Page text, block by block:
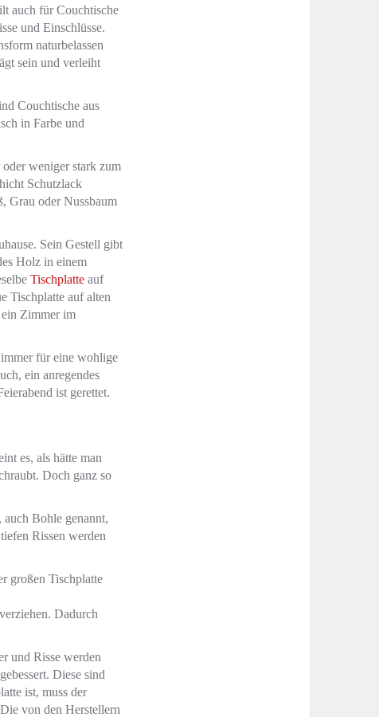
auch für Couchtische
und Einschlüsse.
naturbelassen
sein und verleiht
Couchtische aus
in Farbe und
weniger stark zum
Schutzlack
Grau oder Nussbaum
Sein Gestell gibt
Holz in einem
Tischplatte auf
Tischplatte auf alten
Zimmer im
für eine wohlige
ein anregendes
ist gerettet.
es, als hätte man
Doch ganz so
auch Bohle genannt,
Rissen werden
großen Tischplatte
Dadurch
und Risse werden
Diese sind
ist, muss der
von den Herstellern